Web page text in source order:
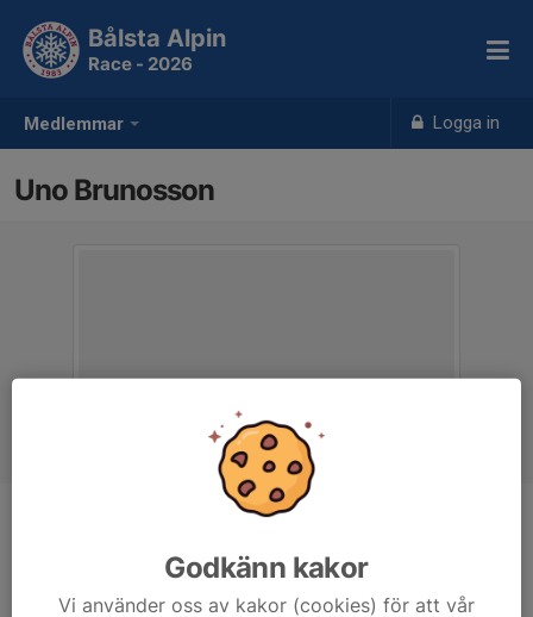
Medlemmar Logga in
Bålsta Alpin
Race - 2026
Uno Brunosson
Godkänn kakor
Vi använder oss av kakor (cookies) för att vår